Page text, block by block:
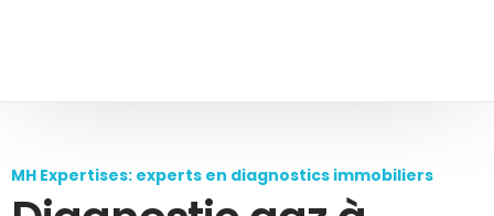
MH Expertises: experts en diagnostics immobiliers